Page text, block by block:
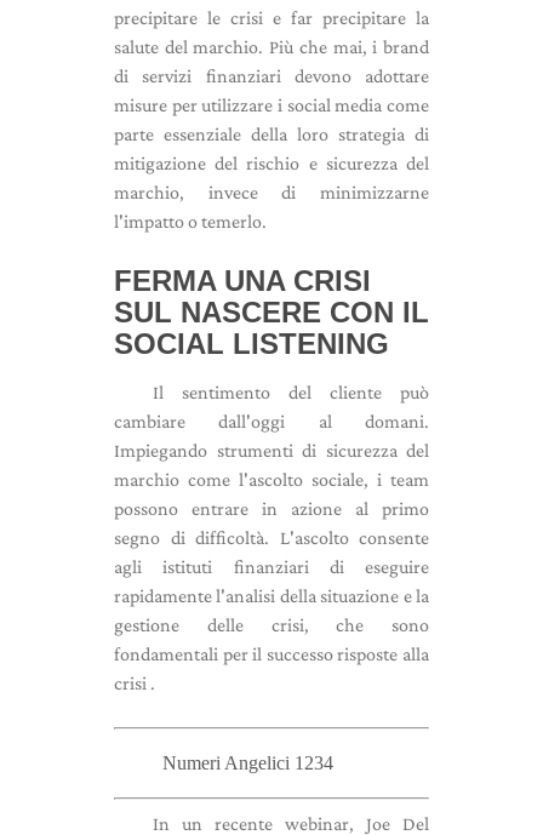
precipitare le crisi e far precipitare la
salute del marchio. Più che mai, i brand
di servizi finanziari devono adottare
misure per utilizzare i social media come
parte essenziale della loro strategia di
mitigazione del rischio e sicurezza del
marchio, invece di minimizzarne
l'impatto o temerlo.
FERMA UNA CRISI
SUL NASCERE CON IL
SOCIAL LISTENING
Il sentimento del cliente può
cambiare dall'oggi al domani.
Impiegando strumenti di sicurezza del
marchio come l'ascolto sociale, i team
possono entrare in azione al primo
segno di difficoltà. L'ascolto consente
agli istituti finanziari di eseguire
rapidamente l'analisi della situazione e la
gestione delle crisi, che sono
fondamentali per il successo risposte alla
crisi .
Numeri Angelici 1234
In un recente webinar, Joe Del